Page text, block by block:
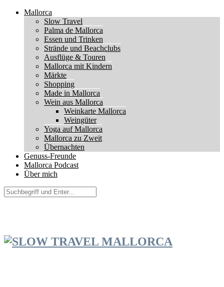
Mallorca
Slow Travel
Palma de Mallorca
Essen und Trinken
Strände und Beachclubs
Ausflüge & Touren
Mallorca mit Kindern
Märkte
Shopping
Made in Mallorca
Wein aus Mallorca
Weinkarte Mallorca
Weingüter
Yoga auf Mallorca
Mallorca zu Zweit
Übernachten
Genuss-Freunde
Mallorca Podcast
Über mich